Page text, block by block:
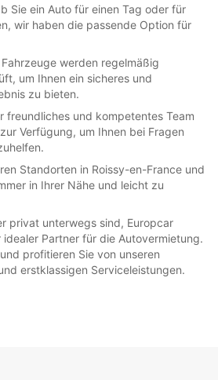
Sie ein Auto für einen Tag oder für
wir haben die passende Option für
werden regelmäßig
um Ihnen ein sicheres und
zu bieten.
freundliches und kompetentes Team
Verfügung, um Ihnen bei Fragen
Standorten in Roissy-en-France und
in Ihrer Nähe und leicht zu
privat unterwegs sind, Europcar
idealer Partner für die Autovermietung.
profitieren Sie von unseren
erstklassigen Serviceleistungen.